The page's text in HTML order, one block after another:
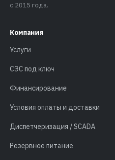
с 2015 года.
Компания
Услуги
СЭС под ключ
Финансирование
Условия оплаты и доставки
Диспетчеризация / SCADA
Резервное питание